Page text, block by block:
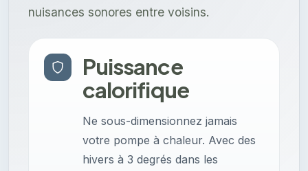
nuisances sonores entre voisins.
Puissance
calorifique
Ne sous-dimensionnez jamais
votre pompe à chaleur. Avec des
hivers à 3 degrés dans les